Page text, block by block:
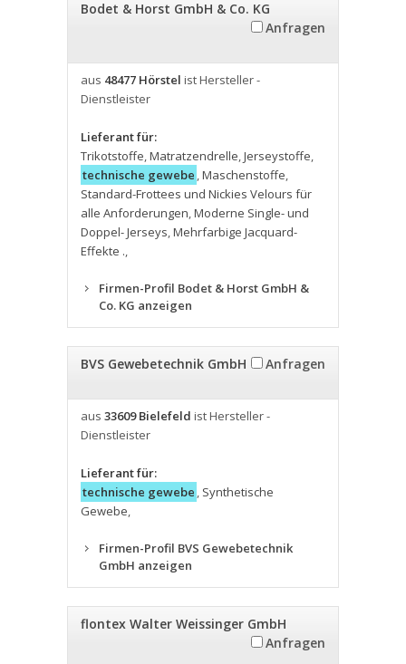
Bodet & Horst GmbH & Co. KG
Anfragen
aus 48477 Hörstel ist Hersteller -
Dienstleister
Lieferant für:
Trikotstoffe,Matratzendrelle,Jerseystoffe,
technische gewebe ,Maschenstoffe,
Standard-Frottees und Nickies Velours für
alle Anforderungen,Moderne Single- und
Doppel- Jerseys,Mehrfarbige Jacquard-
Effekte .,
Firmen-Profil Bodet & Horst GmbH &
Co. KG anzeigen
BVS Gewebetechnik GmbH Anfragen
aus 33609 Bielefeld ist Hersteller -
Dienstleister
Lieferant für:
technische gewebe , Synthetische
Gewebe,
Firmen-Profil BVS Gewebetechnik
GmbH anzeigen
flontex Walter Weissinger GmbH
Anfragen